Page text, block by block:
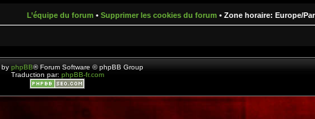
L’équipe du forum • Supprimer les cookies du forum • Zone horaire: Europe/
by phpBB® Forum Software © phpBB Group
Traduction par: phpBB-fr.com